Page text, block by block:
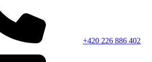
+420 226 886 402